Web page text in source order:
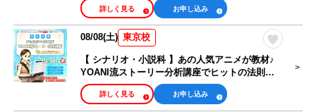
お申し込み
詳しく見る
08/08(土) 東京校
【 シナリオ・小説科 】あの人気アニメが教材♪
YOANI流ストーリー分析講座でヒットの法則を
知ろう！
お申し込み
詳しく見る